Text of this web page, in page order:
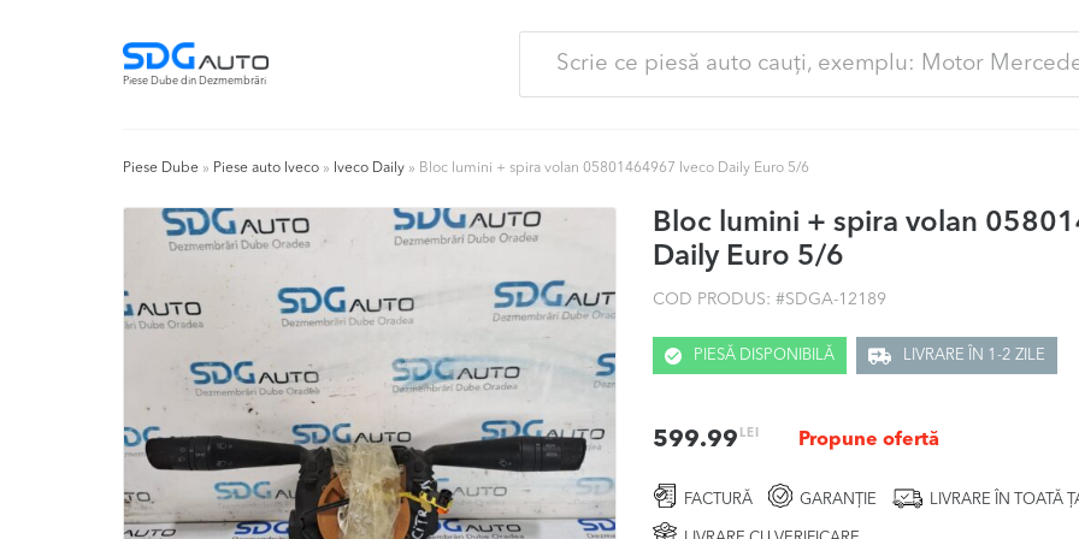
Piese Dube din Dezmembrări
Piese Dube » Piese auto Iveco » Iveco Daily » Bloc lumini + spira volan 05801464967 Iveco Daily Euro 5/6
Bloc lumini + spira volan
Daily Euro 5/6
COD PRODUS: #SDGA-12189
PIESĂ DISPONIBILĂ LIVRARE ÎN 1-2 ZILE
599.99 LEI Propune ofertă
FACTURĂ GARANȚIE LIVRARE ÎN TOATĂ